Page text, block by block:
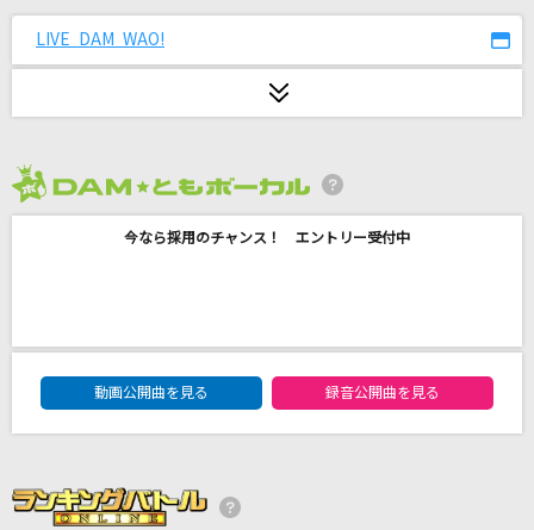
[良音]月光花
[生音]LOVE～since 1999～
[生音]向日葵
YOASOBI
LIVE DAM WAO!
今なら採用のチャンス！ エントリー受付中
DAM★ともボーカルエントリーランキング
動画公開曲を見る
録音公開曲を見る